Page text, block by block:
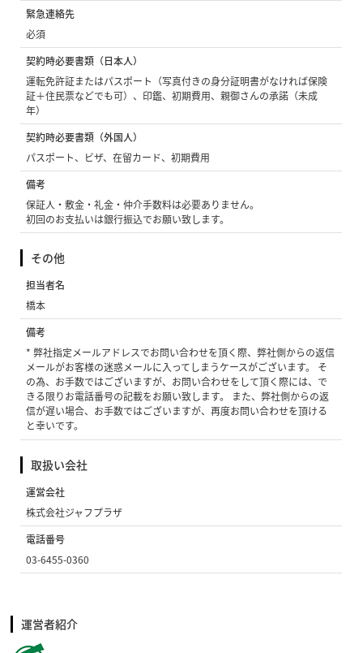
緊急連絡先
必須
契約時必要書類（日本人）
運転免許証またはパスポート（写真付きの身分証明書がなければ保険
証＋住民票などでも可）、印鑑、初期費用、親御さんの承諾（未成
年）
契約時必要書類（外国人）
パスポート、ビザ、在留カード、初期費用
備考
保証人・敷金・礼金・仲介手数料は必要ありません。
初回のお支払いは銀行振込でお願い致します。
その他
担当者名
橋本
備考
* 弊社指定メールアドレスでお問い合わせを頂く際、弊社側からの返信
メールがお客様の迷惑メールに入ってしまうケースがございます。 そ
の為、お手数ではございますが、お問い合わせをして頂く際には、で
きる限りお電話番号の記載をお願い致します。 また、弊社側からの返
信が遅い場合、お手数ではございますが、再度お問い合わせを頂ける
と幸いです。
取扱い会社
運営会社
株式会社ジャフプラザ
電話番号
03-6455-0360
運営者紹介